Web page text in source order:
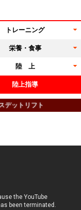
トレーニング
栄養・食事
陸 上
陸上指導
デットリフト